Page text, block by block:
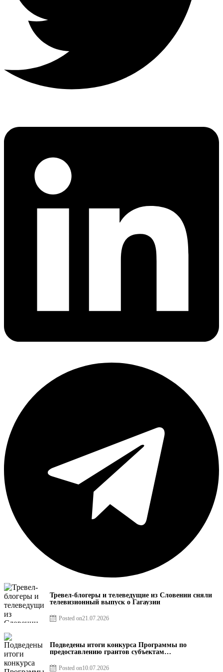
Тревел-блогеры и телеведущие из Словении сняли
телевизионный выпуск о Гагаузии
Posted on21.07.2026
Подведены итоги конкурса Программы по
предоставлению грантов субъектам
Posted on10.07.2026